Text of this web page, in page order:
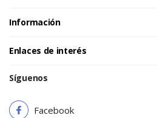
Información
Enlaces de interés
Síguenos
Facebook